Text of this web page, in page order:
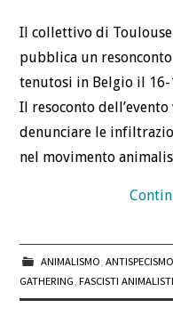
Il collettivo di
pubblica un resonconto
tenutosi in Belgio il 16-
Il resoconto
denunciare le
nel movimento
ANIMALISMO ANTISPECISMO
GATHERING ,FASCISTI ANIMALISTI